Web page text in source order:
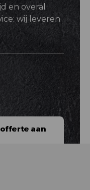
en overal
wij leveren
aan